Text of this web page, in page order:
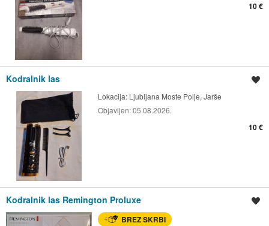
10 €
Kodralnik las
Lokacija: Ljubljana Moste Polje, Jarše
Objavljen:05.08.2026.
10 €
Kodralnik las Remington Proluxe
BREZ SKRBI